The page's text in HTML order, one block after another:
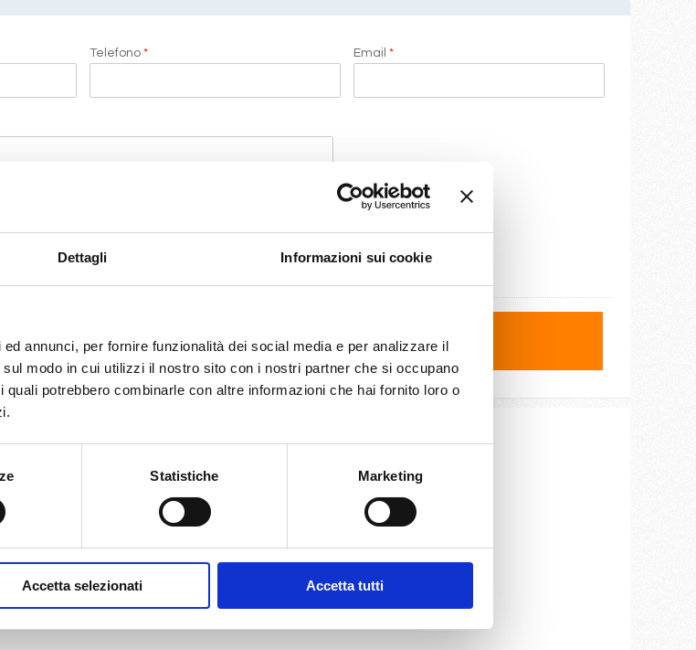
Dettagli Informazioni sui cookie
annunci, per fornire funzionalità dei social media e per analizzare il
modo in cui utilizzi il nostro sito con i nostri partner che si occupano
potrebbero combinarle con altre informazioni che hai fornito loro o
Statistiche Marketing
Accetta selezionati Accetta tutti
Telefono * Email *
196/2003)
PREVENTIVO
aria condizionata, telefono, TV via satellite e cassaforte.
o nei ristoranti principali ).
feste, serate a tema).
programma tutte le sere durante la crociera.
vasche idromassaggio, biblioteca, discoteca.